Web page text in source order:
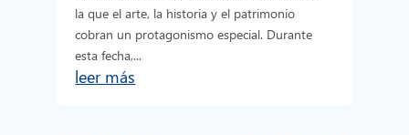
la que el arte, la historia y el patrimonio
cobran un protagonismo especial. Durante
esta fecha,...
leer más